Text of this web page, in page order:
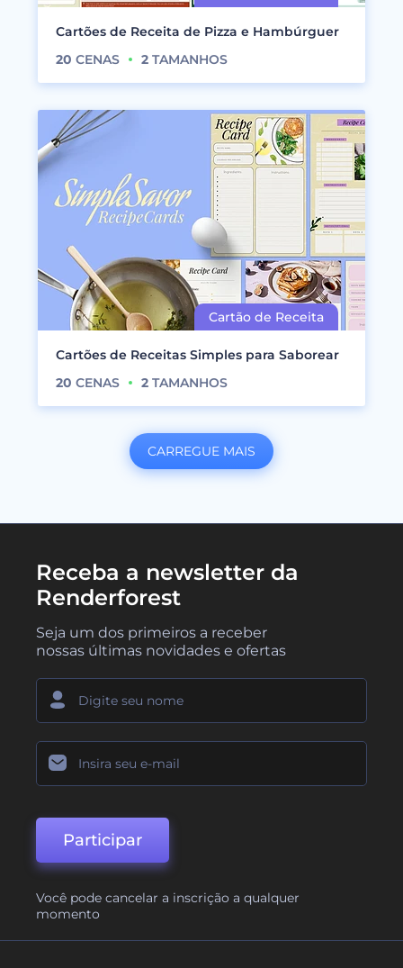
Cartões de Receita de Pizza e Hambúrguer
20 CENAS 2 TAMANHOS
Cartões de Receitas Simples para Saborear
20 CENAS 2 TAMANHOS
CARREGUE MAIS
Receba a newsletter da
Renderforest
Seja um dos primeiros a receber
nossas últimas novidades e ofertas
Participar
Você pode cancelar a inscrição a qualquer
momento